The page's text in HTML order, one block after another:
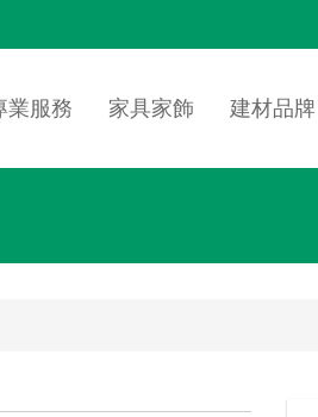
業服務 家具家飾 建材品牌